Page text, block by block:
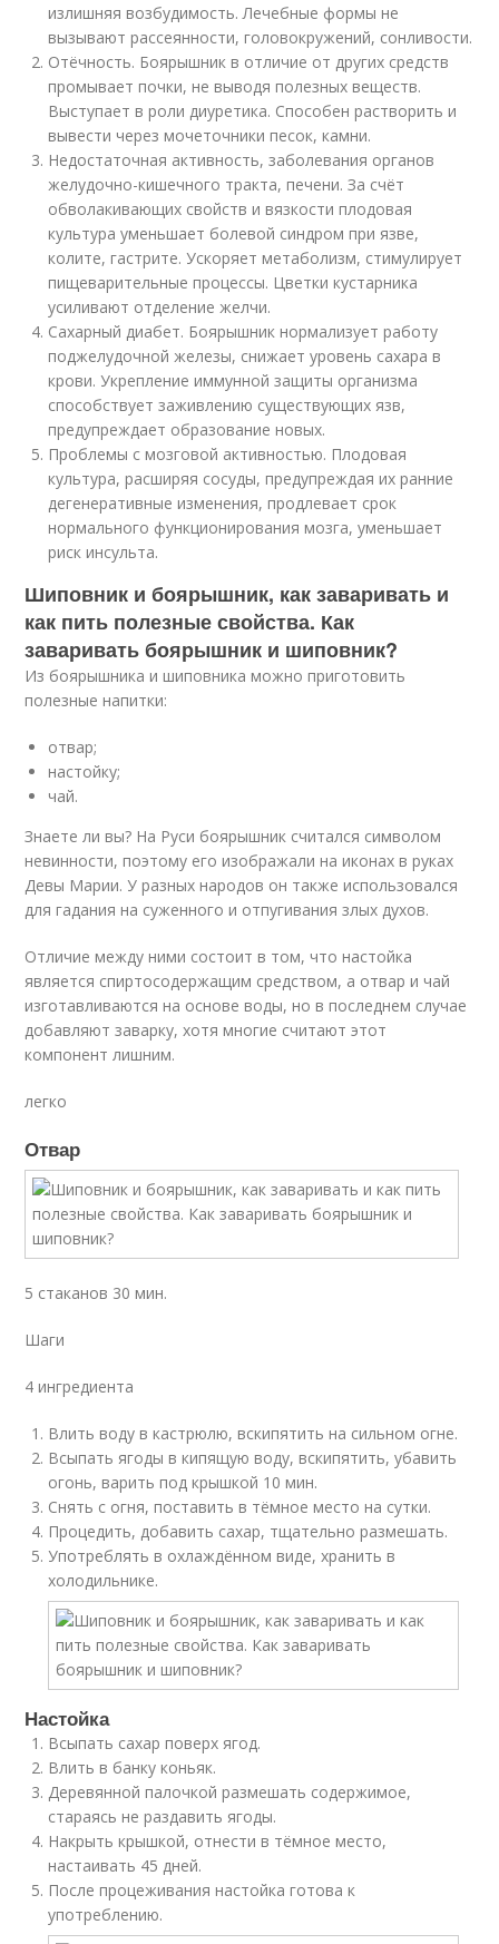
излишняя возбудимость. Лечебные формы не
вызывают рассеянности, головокружений, сонливости.
Отёчность. Боярышник в отличие от других средств
промывает почки, не выводя полезных веществ.
Выступает в роли диуретика. Способен растворить и
вывести через мочеточники песок, камни.
Недостаточная активность, заболевания органов
желудочно-кишечного тракта, печени. За счёт
обволакивающих свойств и вязкости плодовая
культура уменьшает болевой синдром при язве,
колите, гастрите. Ускоряет метаболизм, стимулирует
пищеварительные процессы. Цветки кустарника
усиливают отделение желчи.
Сахарный диабет. Боярышник нормализует работу
поджелудочной железы, снижает уровень сахара в
крови. Укрепление иммунной защиты организма
способствует заживлению существующих язв,
предупреждает образование новых.
Проблемы с мозговой активностью. Плодовая
культура, расширяя сосуды, предупреждая их ранние
дегенеративные изменения, продлевает срок
нормального функционирования мозга, уменьшает
риск инсульта.
Шиповник и боярышник, как заваривать и
как пить полезные свойства. Как
заваривать боярышник и шиповник?
Из боярышника и шиповника можно приготовить
полезные напитки:
отвар;
настойку;
чай.
Знаете ли вы? На Руси боярышник считался символом
невинности, поэтому его изображали на иконах в руках
Девы Марии. У разных народов он также использовался
для гадания на суженного и отпугивания злых духов.
Отличие между ними состоит в том, что настойка
является спиртосодержащим средством, а отвар и чай
изготавливаются на основе воды, но в последнем случае
добавляют заварку, хотя многие считают этот
компонент лишним.
легко
Отвар
5 стаканов 30 мин.
Шаги
4 ингредиента
Влить воду в кастрюлю, вскипятить на сильном огне.
Всыпать ягоды в кипящую воду, вскипятить, убавить
огонь, варить под крышкой 10 мин.
Снять с огня, поставить в тёмное место на сутки.
Процедить, добавить сахар, тщательно размешать.
Употреблять в охлаждённом виде, хранить в
холодильнике.
Настойка
Всыпать сахар поверх ягод.
Влить в банку коньяк.
Деревянной палочкой размешать содержимое,
стараясь не раздавить ягоды.
Накрыть крышкой, отнести в тёмное место,
настаивать 45 дней.
После процеживания настойка готова к
употреблению.